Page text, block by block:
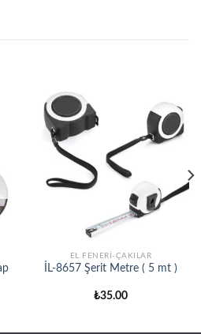
EL FENERİ-ÇAKILAR
İL-8657 Şerit Metre ( 5 mt )
₺35.00